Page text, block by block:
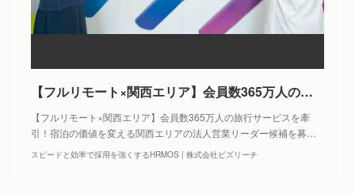
【フルリモート×関西エリア】会員数365万人の旅行サービスを牽引！宿泊の価値を変える関西エリアの法人営業リーダー候補を募集！ | 株式会社Loco Partners
【フルリモート×関西エリア】会員数365万人の旅行サービスを牽
引！宿泊の価値を変える関西エリアの法人営業リーダー候補を募…
スピードと効率で採用を強くするHRMOS | 株式会社ビズリーチ